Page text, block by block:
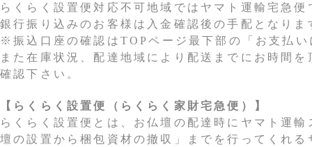
らくらく設置便対応不可地域ではヤマト運輸宅急
銀行振り込みのお客様は入金確認後の手配となりま
※振込口座の確認はTOPページ最下部の「お支払
また在庫状況、配達地域により配送までにお時間
確認下さい。
【らくらく設置便（らくらく家財宅急便）】
らくらく設置便とは、お仏壇の配達時にヤマト運
壇の設置から梱包資材の撤収」までを行ってくれ